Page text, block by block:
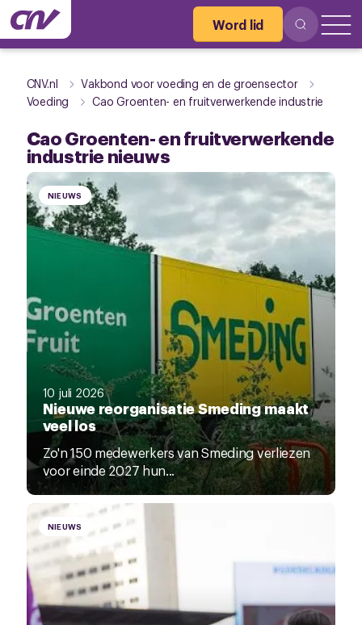
Word lid
CNV.nl
Vakbond voor voeding en de groensector
Voeding
Cao Groenten- en fruitverwerkende industrie
Cao Groenten- en fruitverwerkende
industrie nieuws
NIEUWS
10 juli 2026
Nieuwe reorganisatie Smeding maakt
veel los
Zo'n 150 medewerkers van Smeding verliezen
voor einde 2027 hun...
NIEUWS